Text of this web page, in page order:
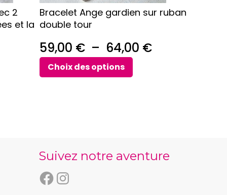
2
et la
88,00 €
Bracelet Ange gardien sur ruban
double tour
59,00 € – 64,00 €Plage
Choix des options
sur
la
page
du
produit
Suivez notre aventure
F